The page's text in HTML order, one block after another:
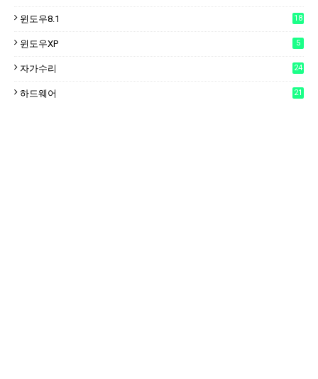
윈도우8.1 18
윈도우XP 5
자가수리 24
하드웨어 21